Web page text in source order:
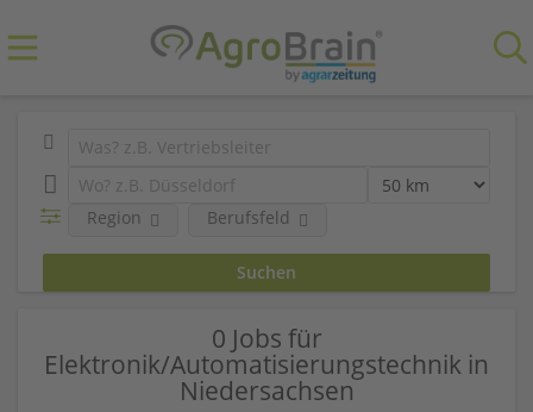
Region Berufsfeld
0 Jobs für
Elektronik/Automatisierungstechnik in
Niedersachsen